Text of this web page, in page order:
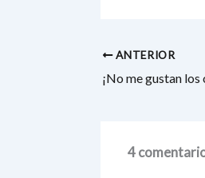
o
o
ANTERIOR
¡No me gustan
4